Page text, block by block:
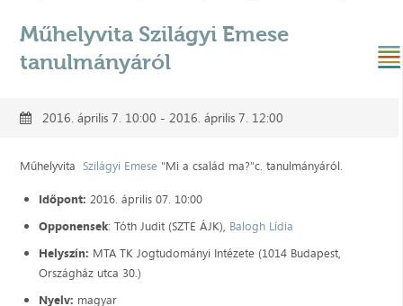
Műhelyvita Szilágyi Emese
tanulmányáról
2016. április 7. 10:00 - 2016. április 7. 12:00
Műhelyvita Szilágyi Emese "Mi a család ma?"c. tanulmányáról.
Időpont: 2016. április 07. 10:00
Opponensek: Tóth Judit (SZTE ÁJK), Balogh Lídia
Helyszín: MTA TK Jogtudományi Intézete (1014 Budapest,
Országház utca 30.)
Nyelv: magyar